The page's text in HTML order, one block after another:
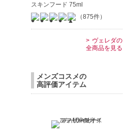
スキンフード 75ml
（875件）
ヴェレダの
全商品を見る
メンズコスメの
高評価アイテム